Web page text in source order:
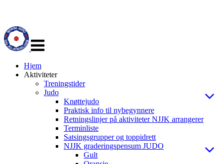
navigasjon
Hjem
Aktiviteter
Treningstider
Judo
Knøttejudo
Praktisk info til nybegynnere
Retningslinjer på aktiviteter NJJK arrangerer
Terminliste
Satsingsgrupper og toppidrett
NJJK graderingspensum JUDO
Gult